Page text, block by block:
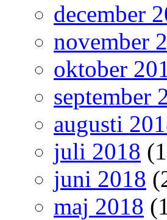
december
november
oktober
september
augusti
juli 2018
juni 2018
maj 2018